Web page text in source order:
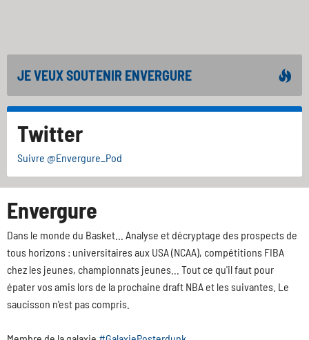
JE VEUX SOUTENIR ENVERGURE
Twitter
Suivre @Envergure_Pod
Envergure
Dans le monde du Basket... Analyse et décryptage des prospects de
tous horizons : universitaires aux USA (NCAA), compétitions FIBA
chez les jeunes, championnats jeunes... Tout ce qu'il faut pour
épater vos amis lors de la prochaine draft NBA et les suivantes. Le
saucisson n'est pas compris.